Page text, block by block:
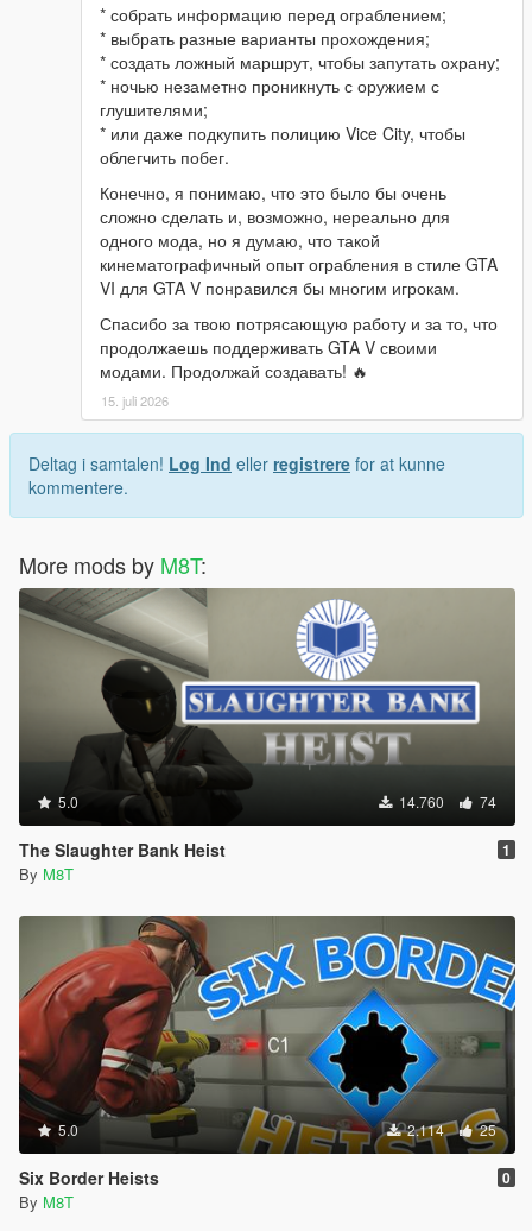
* собрать информацию перед ограблением;
* выбрать разные варианты прохождения;
* создать ложный маршрут, чтобы запутать охрану;
* ночью незаметно проникнуть с оружием с
глушителями;
* или даже подкупить полицию Vice City, чтобы
облегчить побег.
Конечно, я понимаю, что это было бы очень
сложно сделать и, возможно, нереально для
одного мода, но я думаю, что такой
кинематографичный опыт ограбления в стиле GTA
VI для GTA V понравился бы многим игрокам.
Спасибо за твою потрясающую работу и за то, что
продолжаешь поддерживать GTA V своими
модами. Продолжай создавать! 🔥
15. juli 2026
Deltag i samtalen! Log Ind eller registrere for at kunne
kommentere.
More mods by M8T:
5.0 14.760 74
The Slaughter Bank Heist 1
By M8T
5.0 2.114 25
Six Border Heists 0
By M8T